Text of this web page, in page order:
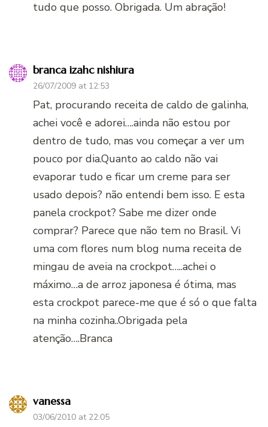
tudo que posso. Obrigada. Um abração!
branca izahc nishiura
26/07/2009 at 12:53
Pat, procurando receita de caldo de galinha,
achei você e adorei….ainda não estou por
dentro de tudo, mas vou começar a ver um
pouco por dia.Quanto ao caldo não vai
evaporar tudo e ficar um creme para ser
usado depois? não entendi bem isso. E esta
panela crockpot? Sabe me dizer onde
comprar? Parece que não tem no Brasil. Vi
uma com flores num blog numa receita de
mingau de aveia na crockpot…..achei o
máximo…a de arroz japonesa é ótima, mas
esta crockpot parece-me que é só o que falta
na minha cozinha..Obrigada pela
atenção….Branca
vanessa
03/06/2010 at 22:05